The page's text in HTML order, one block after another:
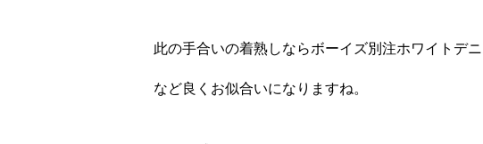
此の手合いの着熟しならボーイズ別注ホワイトデ
など良くお似合いになりますね。